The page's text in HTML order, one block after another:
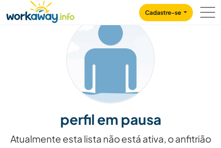
CONTENT
MAIN NAVIGATION
Cadastre-se
perfil em pausa
Atualmente esta lista não está ativa, o anfitrião